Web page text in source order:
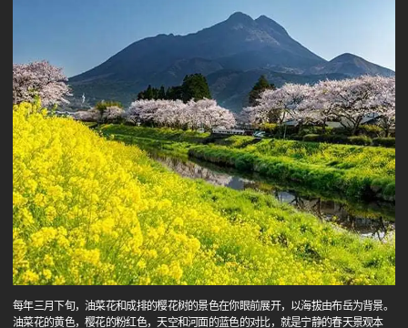
每年三月下旬，油菜花和成排的樱花树的景色在你眼前展开，以海拔由布岳为背景。
油菜花的黄色，樱花的粉红色，天空和河面的蓝色的对比，就是宁静的春天景观本